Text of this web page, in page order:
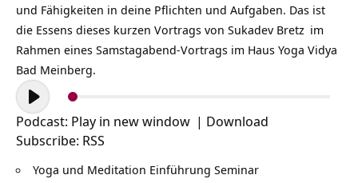
und Fähigkeiten in deine Pflichten und Aufgaben. Das ist
die Essens dieses kurzen Vortrags von Sukadev Bretz im
Rahmen eines Samstagabend-Vortrags im Haus Yoga Vidya
Bad Meinberg.
Audio-
Player
Podcast: Play in new window | Download
Subscribe: RSS
Yoga und Meditation Einführung Seminar